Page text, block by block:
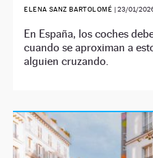
ELENA SANZ BARTOLOMÉ | 23/01/
En España, los coches
cuando se aproximan a
alguien cruzando.